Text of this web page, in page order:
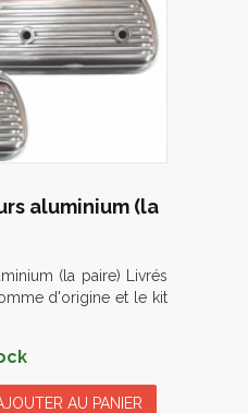
aluminium (la
(la paire) Livrés
d'origine et le kit
AU PANIER